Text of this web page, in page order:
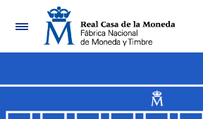
Navegación